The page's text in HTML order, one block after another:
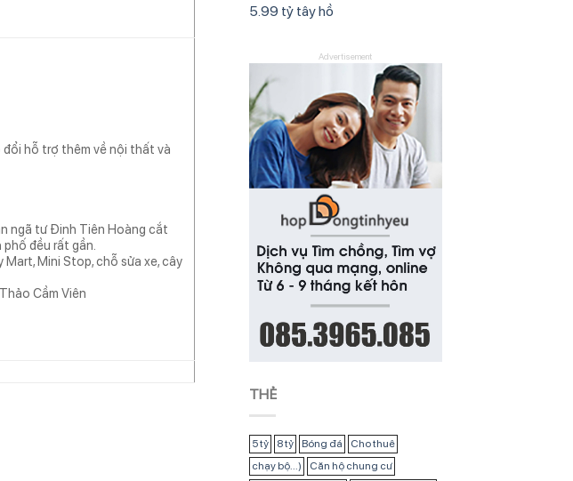
đổi hỗ trợ thêm về nội thất và
ngã tư Đinh Tiên Hoàng cắt
đều rất gần.
Mini Stop, chỗ sửa xe, cây
Cầm Viên
5.99 tỷ tây hồ
Advertisement
THẺ
5 tỷ 8 tỷ Bóng đá
Cho thuê
chạy bộ...)
Căn hộ chung cư